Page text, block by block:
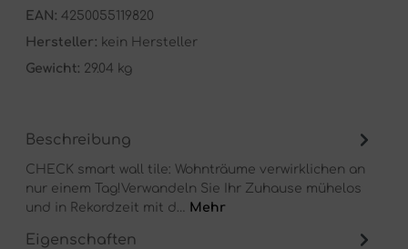
EAN: 4250055119820
Hersteller: kein Hersteller
Gewicht: 29.04 kg
Beschreibung
CHECK smart wall tile: Wohnträume verwirklichen an
nur einem Tag!Verwandeln Sie Ihr Zuhause mühelos
und in Rekordzeit mit d… Mehr
Eigenschaften